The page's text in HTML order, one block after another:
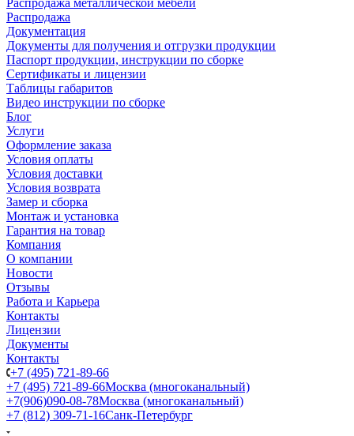
Распродажа металлической мебели
Распродажа
Документация
Документы для получения и отгрузки продукции
Паспорт продукции, инструкции по сборке
Сертификаты и лицензии
Таблицы габаритов
Видео инструкции по сборке
Блог
Услуги
Оформление заказа
Условия оплаты
Условия доставки
Условия возврата
Замер и сборка
Монтаж и установка
Гарантия на товар
Компания
О компании
Новости
Отзывы
Работа и Карьера
Контакты
Лицензии
Документы
Контакты
+7 (495) 721-89-66
+7 (495) 721-89-66Москва (многоканальный)
+7(906)090-08-78Москва (многоканальный)
+7 (812) 309-71-16Санк-Петербург